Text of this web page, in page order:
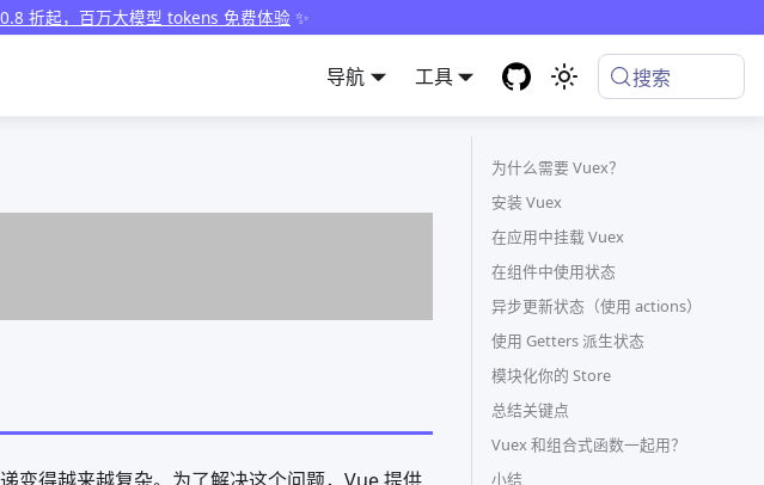
折起，百万大模型 tokens 免费体验 ✨
导航 工具 搜索
为什么需要 Vuex？
安装 Vuex
在应用中挂载 Vuex
在组件中使用状态
异步更新状态（使用 actions）
使用 Getters 派生状态
模块化你的 Store
总结关键点
Vuex 和组合式函数一起用？
小结